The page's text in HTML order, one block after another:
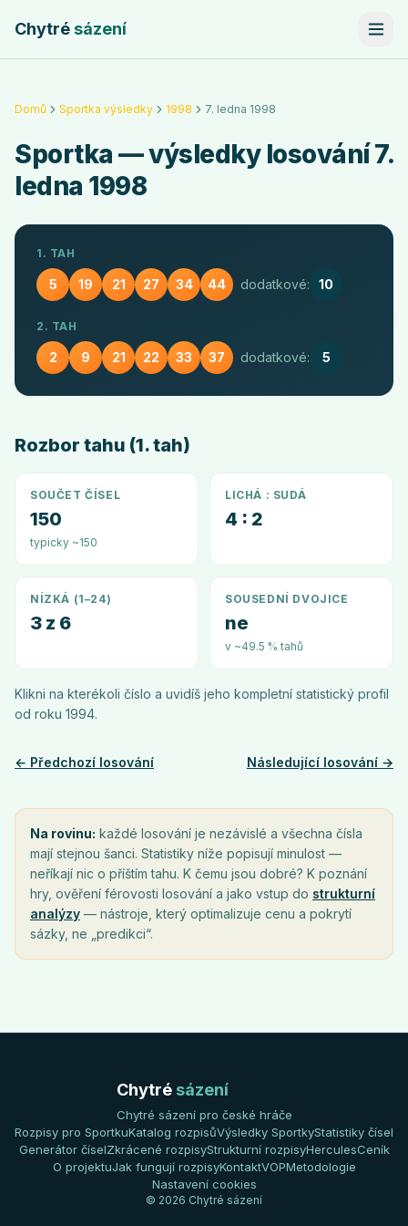
Chytrésázení
Domů Sportka výsledky 1998 7. ledna 1998
Sportka — výsledky losování7.
ledna 1998
1. TAH
5 19 21 27 34 44 dodatkové: 10
2. TAH
2 9 21 22 33 37 dodatkové: 5
Rozbor tahu (1. tah)
SOUČET ČÍSEL
150
typicky ~150
LICHÁ : SUDÁ
4 : 2
NÍZKÁ (1–24)
3 z 6
SOUSEDNÍ DVOJICE
ne
v ~49.5 % tahů
Klikni na kterékoli číslo a uvidíš jeho kompletní statistický profil
od roku 1994.
← Předchozí losování Následující losování →
Na rovinu: každé losování je nezávislé a všechna čísla
mají stejnou šanci. Statistiky níže popisují minulost —
neříkají nic o příštím tahu. K čemu jsou dobré? K poznání
hry, ověření férovosti losování a jako vstup do strukturní
analýzy — nástroje, který optimalizuje cenu a pokrytí
sázky, ne „predikci“.
Chytré sázení
Chytré sázení pro české hráče
Rozpisy pro SportkuKatalog rozpisůVýsledky SportkyStatistiky čísel
Generátor číselZkrácené rozpisyStrukturní rozpisyHerculesCeník
O projektuJak fungují rozpisyKontaktVOPMetodologie
Nastavení cookies
© 2026 Chytré sázení